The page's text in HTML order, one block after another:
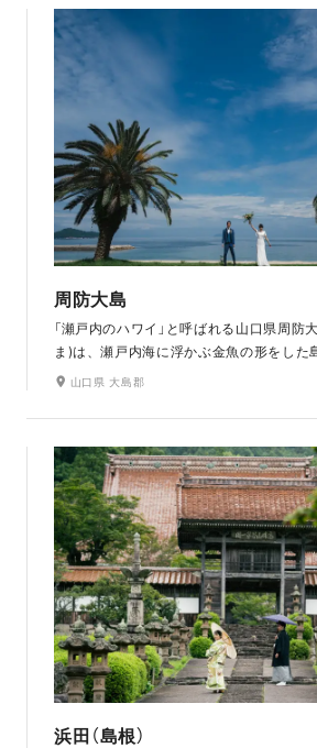
外にいるようなフォトジェニックな景色
ットタイムの撮影もおすすめです。映画
名です。
周防大島
「瀬戸内のハワイ」と呼ばれる山口県周防
ま)は、瀬戸内海に浮かぶ金魚の形をした
ヤシの木が並ぶ光景は南国そのもの。ハ
ます。片添が浜は海水浴場百選にも認定
ーチです。青い空の下のビーチはもちろ
ーチも素敵です。島を巡りながらの撮影
山口県 大島郡
浜田（島根）